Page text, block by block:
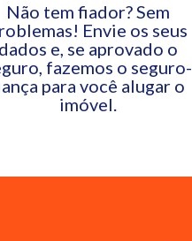
Não tem fiador? Sem
Envie os seus
dados e, se aprovado o
fazemos o seguro-
para você alugar o
imóvel.